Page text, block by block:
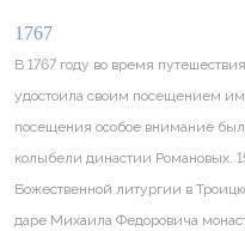
1767
В 1767 году во время
удостоила своим посещением
посещения особое внимание
колыбели династии Романовых.
Божественной литургии в
даре Михаила Федоровича